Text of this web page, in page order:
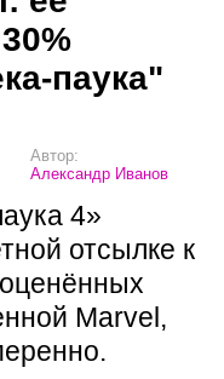
паука"
Автор:
Александр Иванов
4»
отсылке к
Marvel,